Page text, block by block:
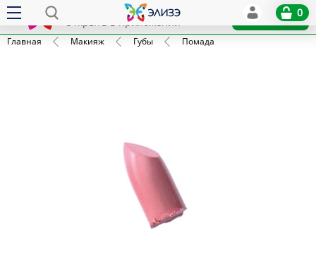
x
Открыть в приложении
Установить
0
Главная Макияж Губы Помада